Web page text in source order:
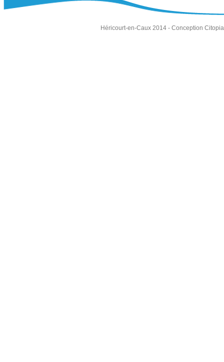
Héricourt-en-Caux 2014 - Conception Citopia